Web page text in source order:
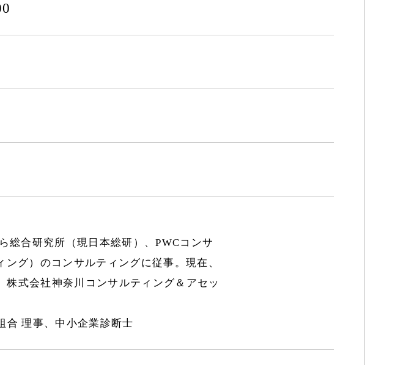
総合研究所（現日本総研）、PWCコンサ
グ）のコンサルティングに従事。現在、
式会社神奈川コンサルティング＆アセッ
合 理事、中小企業診断士